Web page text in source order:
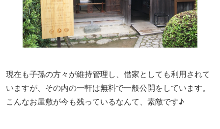
現在も子孫の方々が維持管理し、借家としても利用されて
いますが、その内の一軒は無料で一般公開をしています。
こんなお屋敷が今も残っているなんて、素敵です♪